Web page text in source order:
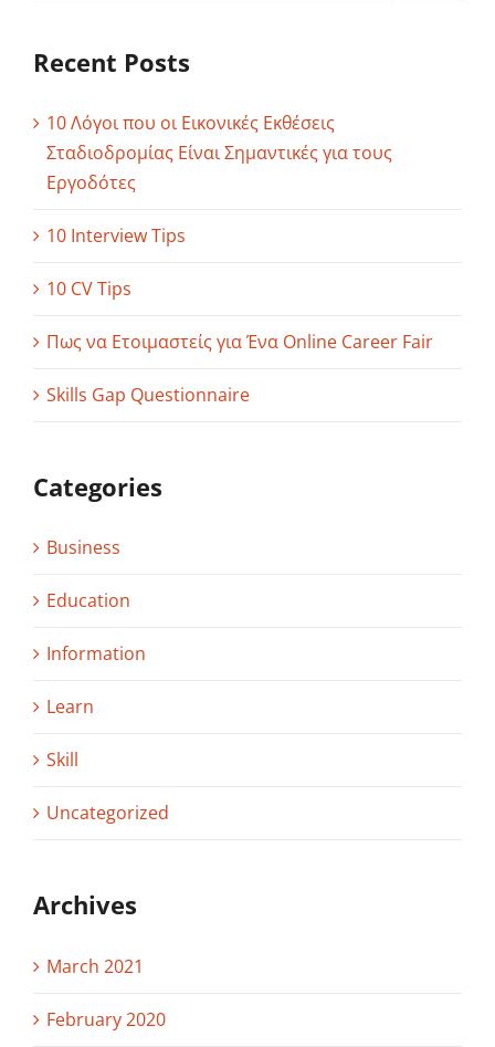
Recent Posts
10 Λόγοι που οι Εικονικές Εκθέσεις
Σταδιοδρομίας Είναι Σημαντικές για τους
Εργοδότες
10 Interview Tips
10 CV Tips
Πως να Ετοιμαστείς για Ένα Online Career Fair
Skills Gap Questionnaire
Categories
Business
Education
Information
Learn
Skill
Uncategorized
Archives
March 2021
February 2020